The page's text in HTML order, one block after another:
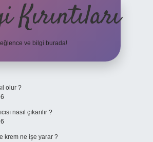
Kırıntıları
ve bilgi burada!
olur ?
nasıl çıkarılır ?
krem ne işe yarar ?